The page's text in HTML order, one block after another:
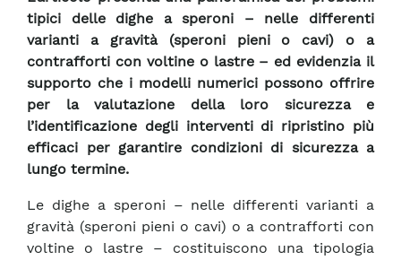
tipici delle dighe a speroni – nelle differenti
varianti a gravità (speroni pieni o cavi) o a
contrafforti con voltine o lastre – ed evidenzia il
supporto che i modelli numerici possono offrire
per la valutazione della loro sicurezza e
l’identificazione degli interventi di ripristino più
efficaci per garantire condizioni di sicurezza a
lungo termine.
Le dighe a speroni – nelle differenti varianti a
gravità (speroni pieni o cavi) o a contrafforti con
voltine o lastre – costituiscono una tipologia